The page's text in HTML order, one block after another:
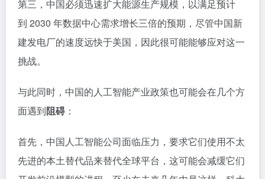
第三，中国必须迅速扩大能源生产规模，以满足预计
到 2030 年数据中心需求增长三倍的预期，尽管中国新
建发电厂的速度远快于美国，因此很可能能够应对这一
挑战。
与此同时，中国的人工智能产业政策也可能会在几个方
面遇到阻碍：
首先，中国人工智能公司面临压力，要求它们使用不太
先进的本土替代品来替代全球平台，这可能会减缓它们